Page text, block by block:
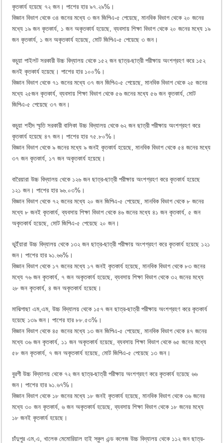
কৃতকার্য হয়েছে ৭২ জন। পাশের হার ৯৭.২৯%।
বিজ্ঞান বিভাগ থেকে ৩৪ জনের মধ্যে ৩ জন জিপিএ-৫ পেয়েছে, মানবিক বিভাগ থেকে ২০ জনের
মধ্যে ১৯ জন কৃতকার্য, ১ জন অকৃতকার্য হয়েছে, ব্যবসায় শিক্ষা বিভাগ থেকে ২০ জনের মধ্যে ১৯
জন কৃতকার্য, ১ জন অকৃতকার্য হয়েছে, মোট জিপিএ-৫ পেয়েছে ৩ জন।
কচুয়া পাইলট সরকারী উচ্চ বিদ্যালয় থেকে ১৫২ জন ছাত্র-ছাত্রী পরীক্ষায় অংশগ্রহণ করে ১৫২
জনই কৃতকার্য হয়েছে। পাশের হার ১০০%।
বিজ্ঞান বিভাগ থেকে ৭১ জনের মধ্যে ৩৭ জন জিপিএ-৫ পেয়েছে, মানবিক বিভাগ থেকে ২৫ জনের
মধ্যে ২৫জন কৃতকার্য, ব্যবসায় শিক্ষা বিভাগ থেকে ৫৬ জনের মধ্যে ৫৬ জন কৃতকার্য, মোট
জিপিএ-৫ পেয়েছে ৩৭ জন।
কচুয়া শহীদ স্মৃতি সরকারী বালিকা উচ্চ বিদ্যালয় থেকে ৬২ জন ছাত্রী পরীক্ষায় অংশগ্রহণ করে
কৃতকার্য হয়েছে ৪৭ জন। পাশের হার ৭৫.৮০%।
বিজ্ঞান বিভাগ থেকে ৯ জনের মধ্যে ৯ জনই কৃতকার্য হয়েছে, মানবিক বিভাগ থেকে ৫৪ জনের মধ্যে
৩৭ জন কৃতকার্য, ১৭ জন অকৃতকার্য হয়েছে।
বারৈয়ারা উচ্চ বিদ্যালয় থেকে ১২৬ জন ছাত্র-ছাত্রী পরীক্ষায় অংশগ্রহণ করে কৃতকার্য হয়েছে
১২১ জন। পাশের হার ৯৬.০৩%।
বিজ্ঞান বিভাগ থেকে ৭২ জনের মধ্যে ২০ জন জিপিএ-৫ পেয়েছে, মানবিক বিভাগ থেকে ৮ জনের
মধ্যে ৮ জনই কৃতকার্য, ব্যবসায় শিক্ষা বিভাগ থেকে ৪৬ জনের মধ্যে ৪১ জন কৃতকার্য, ৫ জন
অকৃতকার্য হয়েছে, মোট জিপিএ-৫ পেয়েছে ২০ জন।
ভূ্ইঁয়ারা উচ্চ বিদ্যালয় থেকে ১৩২ জন ছাত্র-ছাত্রী পরীক্ষায় অংশগ্রহণ করে কৃতকার্য হয়েছে ১২১
জন। পাশের হার ৯১.৬৬%।
বিজ্ঞান বিভাগ থেকে ১৭ জনের মধ্যে ১৭ জনই কৃতকার্য হয়েছে, মানবিক বিভাগ থেকে ৮৩ জনের
মধ্যে ৭৬ জন কৃতকার্য, ৭ জন অকৃতকার্য হয়েছে, ব্যবসায় শিক্ষা বিভাগ থেকে ৩২ জনের মধ্যে
২৮ জন কৃতকার্য, ৪ জন অকৃতকার্য হয়েছে।
মাঝিগাছা এম,এম, উচ্চ বিদ্যালয় থেকে ১৫৭ জন ছাত্র-ছাত্রী পরীক্ষায় অংশগ্রহণ করে কৃতকার্য
হয়েছে ১৩৯ জন। পাশের হার ৮৮.৫৩%।
বিজ্ঞান বিভাগ থেকে ৪৫ জনের মধ্যে ১৩ জন জিপিএ-৫ পেয়েছে, মানবিক বিভাগ থেকে ৪৭ জনের
মধ্যে ৩৬ জন কৃতকার্য, ১১ জন অকৃতকার্য হয়েছে, ব্যবসায় শিক্ষা বিভাগ থেকে ৬৫ জনের মধ্যে
৫৮ জন কৃতকার্য, ৭ জন অকৃতকার্য হয়েছে, মোট জিপিএ-৫ পেয়েছে ১৩ জন।
বুরগী উচ্চ বিদ্যালয় থেকে ৭২ জন ছাত্র-ছাত্রী পরীক্ষায় অংশগ্রহণ করে কৃতকার্য হয়েছে ৬৬
জন। পাশের হার ৯১.৬৭%।
বিজ্ঞান বিভাগ থেকে ১৮ জনের মধ্যে ১৮ জনই কৃতকার্য হয়েছে, মানবিক বিভাগ থেকে ৩৬ জনের
মধ্যে ৩০ জন কৃতকার্য, ৬ জন অকৃতকার্য হয়েছে, ব্যবসায় শিক্ষা বিভাগ থেকে ১৮ জনের মধ্যে
১৮ জনই কৃতকার্য হয়েছে।
চাঁদুপুর এম,এ, খালেক মেমোরিয়াল হাই স্কুল এন্ড কলেজ উচ্চ বিদ্যালয় থেকে ১১২ জন ছাত্র-